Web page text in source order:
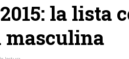
la lista
masculina